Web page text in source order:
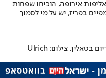
אירופה, הוכיחו שפחות
בפריז, יש על מי לסמוך
נבחרת ההתעמלות האמנותית על הפודיום בטאלין. צילום: Ulrich